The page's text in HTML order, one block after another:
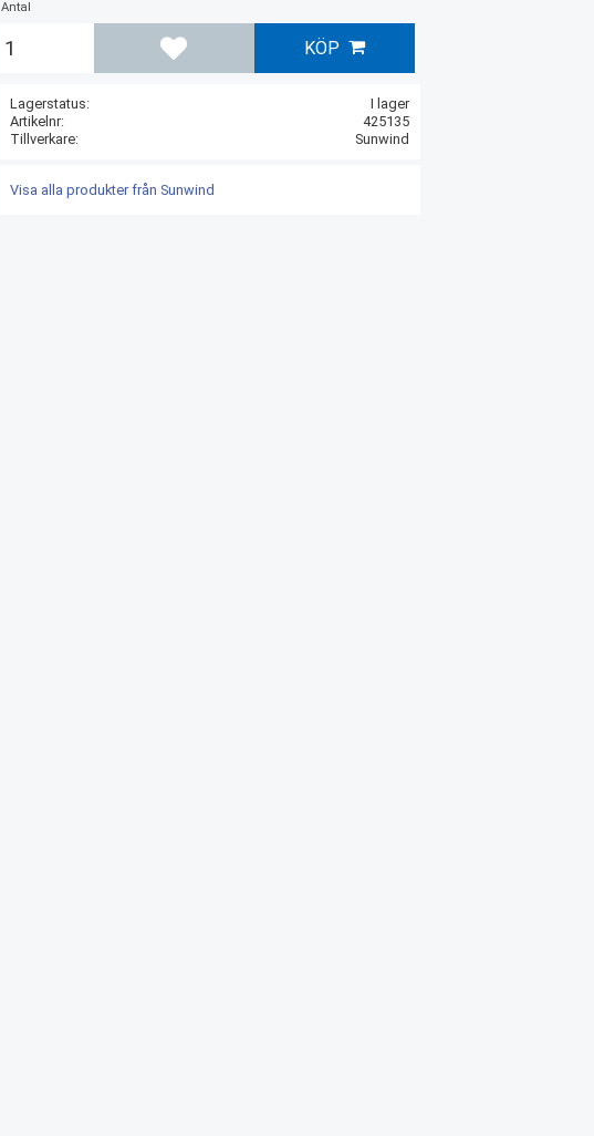
Antal
KÖP
Lägg till i favoriter
Lagerstatus
I lager
Artikelnr
425135
Tillverkare
Sunwind
Visa alla produkter från Sunwind